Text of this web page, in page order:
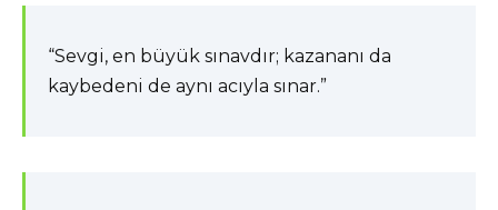
“Sevgi, en büyük sınavdır; kazananı da
kaybedeni de aynı acıyla sınar.”